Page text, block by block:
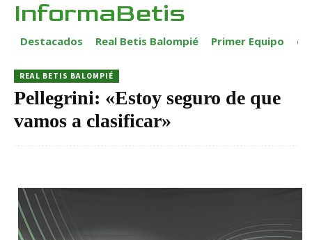
InformaBetis
Destacados Real Betis Balompié Primer Equipo
REAL BETIS BALOMPIÉ
Pellegrini: «Estoy seguro de que
vamos a clasificar»